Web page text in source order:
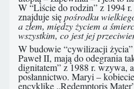
W “Liście do rodzin” z 1994
znajduje siępośrodku
a złem, między życiem a
wszystkim, co jest jej
W budowie “cywilizacji
Paweł II, mają do odegrania
dignitatem” z 1988 r. wzywa,
posłannictwo. Maryi –
encyklikę „Redemptoris